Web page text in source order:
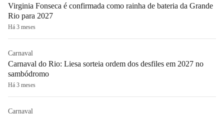
Virginia Fonseca é confirmada como rainha de bateria da Grande
Rio para 2027
Há 3 meses
Carnaval
Carnaval do Rio: Liesa sorteia ordem dos desfiles em 2027 no
sambódromo
Há 3 meses
Carnaval